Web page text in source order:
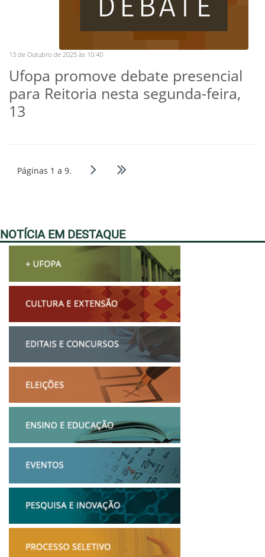
13 de Outubro de 2025 às 10:40
Ufopa promove debate presencial
para Reitoria nesta segunda-feira,
13
Páginas 1 a 9.
NOTÍCIA EM DESTAQUE